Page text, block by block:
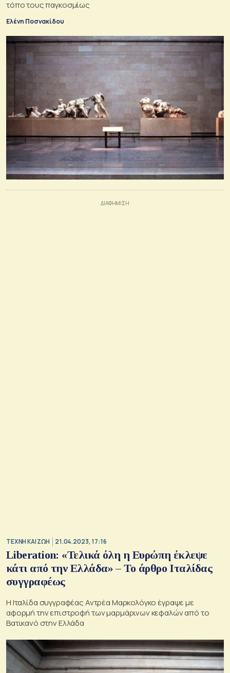
τόπο τους παγκοσμίως
Ελένη Ποσνακίδου
TΕΧΝΗ ΚΑΙ ΖΩΗ 21.04.2023, 17:16
Liberation: «Τελικά όλη η Ευρώπη έκλεψε
κάτι από την Ελλάδα» – Το άρθρο Ιταλίδας
συγγραφέως
Η Ιταλίδα συγγραφέας Αντρέα Μαρκολόγκο έγραψε με
αφορμή την επιστροφή των μαρμάρινων κεφαλών από το
Βατικανό στην Ελλάδα